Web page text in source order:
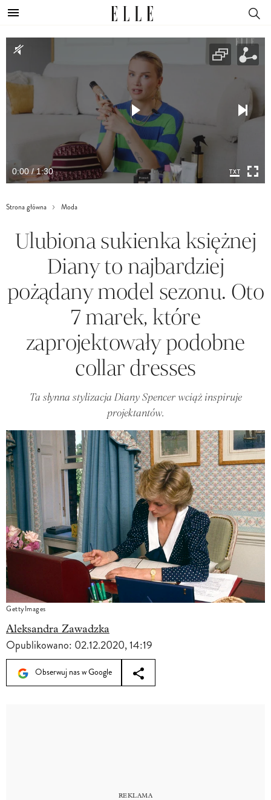
0:00 / 1:30
Strona główna Moda
Ulubiona sukienka księżnej
Diany to najbardziej
pożądany model sezonu. Oto
7 marek, które
zaprojektowały podobne
collar dresses
Ta słynna stylizacja Diany Spencer wciąż inspiruje
projektantów.
GettyImages
Aleksandra Zawadzka
Opublikowano: 02.12.2020, 14:19
Obserwuj nas w Google